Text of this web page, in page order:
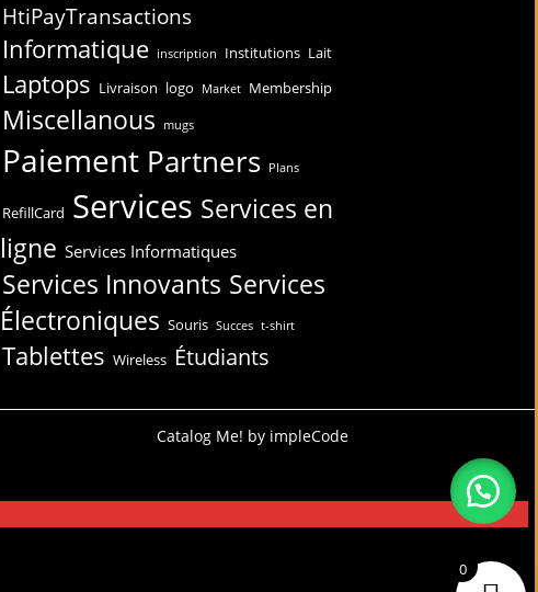
HtiPayTransactions
Informatique inscription Institutions Lait
Laptops Livraison logo Market Membership
Miscellanous mugs
Paiement Partners Plans
RefillCard Services Services en
ligne Services Informatiques
Services Innovants Services
Électroniques Souris Succes t-shirt
Tablettes Wireless Étudiants
Catalog Me! by impleCode
0